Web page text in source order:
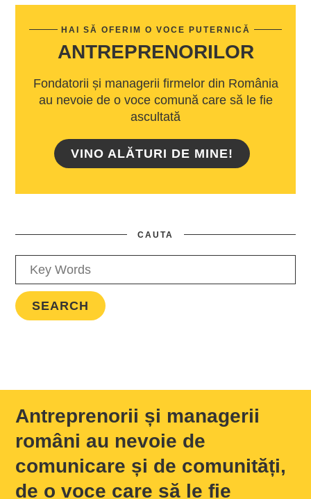
HAI SĂ OFERIM O VOCE PUTERNICĂ
ANTREPRENORILOR
Fondatorii și managerii firmelor din România
au nevoie de o voce comună care să le fie
ascultată
VINO ALĂTURI DE MINE!
CAUTA
Antreprenorii și managerii
români au nevoie de
comunicare și de comunități,
de o voce care să le fie